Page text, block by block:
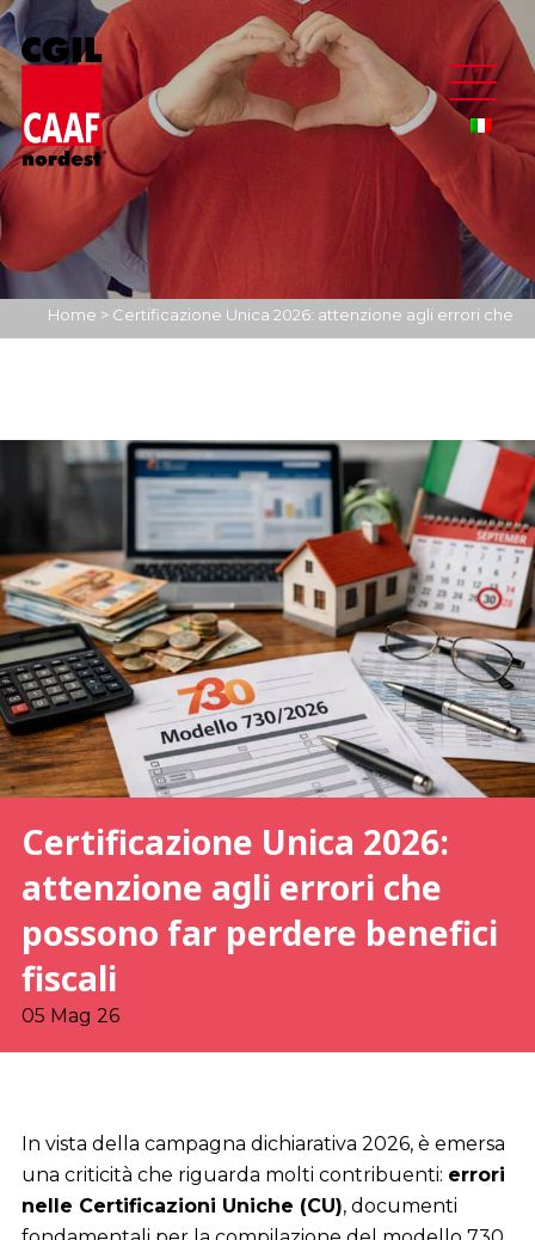
Home > Certificazione Unica 2026: attenzione agli errori che
Certificazione Unica 2026:
attenzione agli errori che
possono far perdere benefici
fiscali
05 Mag 26
In vista della campagna dichiarativa 2026, è emersa
una criticità che riguarda molti contribuenti: errori
nelle Certificazioni Uniche (CU), documenti